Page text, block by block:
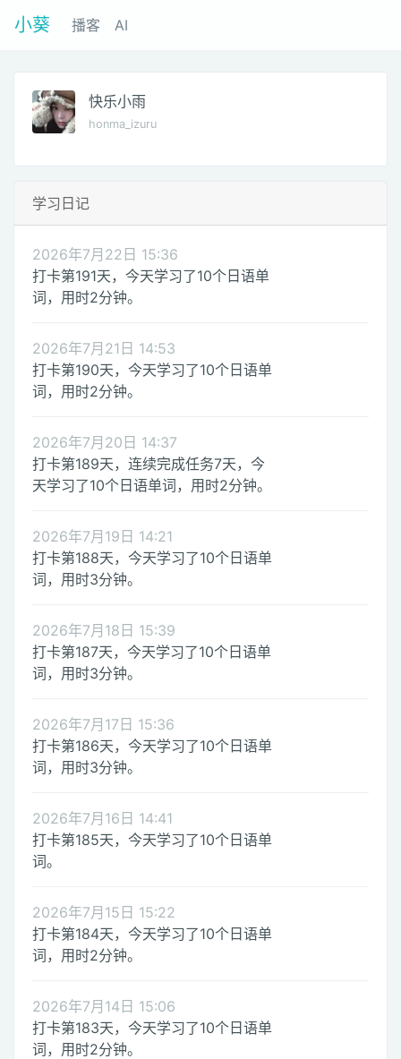
小葵 播客 AI
快乐小雨
honma_izuru
学习日记
2026年7月22日 15:36
打卡第191天，今天学习了10个日语单
词，用时2分钟。
2026年7月21日 14:53
打卡第190天，今天学习了10个日语单
词，用时2分钟。
2026年7月20日 14:37
打卡第189天，连续完成任务7天，今
天学习了10个日语单词，用时2分钟。
2026年7月19日 14:21
打卡第188天，今天学习了10个日语单
词，用时3分钟。
2026年7月18日 15:39
打卡第187天，今天学习了10个日语单
词，用时3分钟。
2026年7月17日 15:36
打卡第186天，今天学习了10个日语单
词，用时3分钟。
2026年7月16日 14:41
打卡第185天，今天学习了10个日语单
词。
2026年7月15日 15:22
打卡第184天，今天学习了10个日语单
词，用时2分钟。
2026年7月14日 15:06
打卡第183天，今天学习了10个日语单
词，用时2分钟。